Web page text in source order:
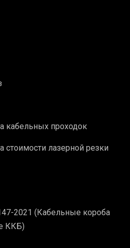
кабельных проходок
стоимости лазерной резки
2021 (Кабельные короба
ККБ)